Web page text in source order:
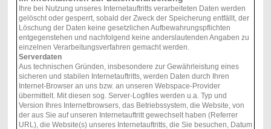
Ihre bei Nutzung unseres Internetauftritts verarbeiteten Daten werden
gelöscht oder gesperrt, sobald der Zweck der Speicherung entfällt, der
Löschung der Daten keine gesetzlichen Aufbewahrungspflichten
entgegenstehen und nachfolgend keine anderslautenden Angaben zu
einzelnen Verarbeitungsverfahren gemacht werden.
Serverdaten
Aus technischen Gründen, insbesondere zur Gewährleistung eines
sicheren und stabilen Internetauftritts, werden Daten durch Ihren
Internet-Browser an uns bzw. an unseren Webspace-Provider
übermittelt. Mit diesen sog. Server-Logfiles werden u.a. Typ und
Version Ihres Internetbrowsers, das Betriebssystem, die Website, von
der aus Sie auf unseren Internetauftritt gewechselt haben (Referrer
URL), die Website(s) unseres Internetauftritts, die Sie besuchen, Datum